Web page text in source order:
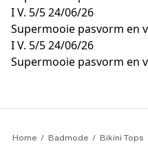
I V. 5/524/06/26
Supermooie pasvorm en
I V. 5/524/06/26
Supermooie pasvorm en
Home Badmode Bikini Tops